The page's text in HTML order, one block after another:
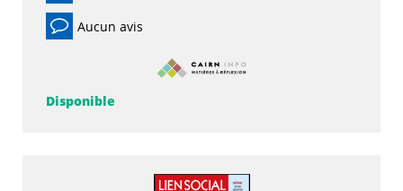
Aucun avis
Disponible